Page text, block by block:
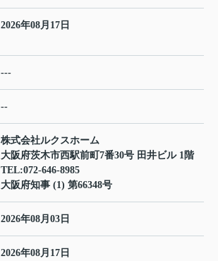
2026年08月17日
---
--
株式会社ルクスホーム
大阪府茨木市西駅前町7番30号 田井ビル 1階
TEL:072-646-8985
大阪府知事 (1) 第66348号
2026年08月03日
2026年08月17日